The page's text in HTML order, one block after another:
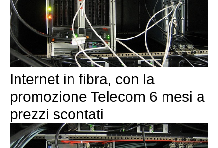
Internet in fibra, con la
promozione Telecom 6 mesi a
prezzi scontati